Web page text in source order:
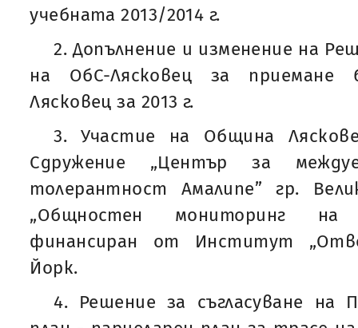
учебната 2013/2014 г.
2. Допълнение и изменение на
на ОбС-Лясковец за
Лясковец за 2013 г.
3. Участие на Община
Сдружение „Център за
толерантност Амалипе” гр.
„Общностен мониторинг на
финансиран от Институт
Йорк.
4. Решение за съгласуване на